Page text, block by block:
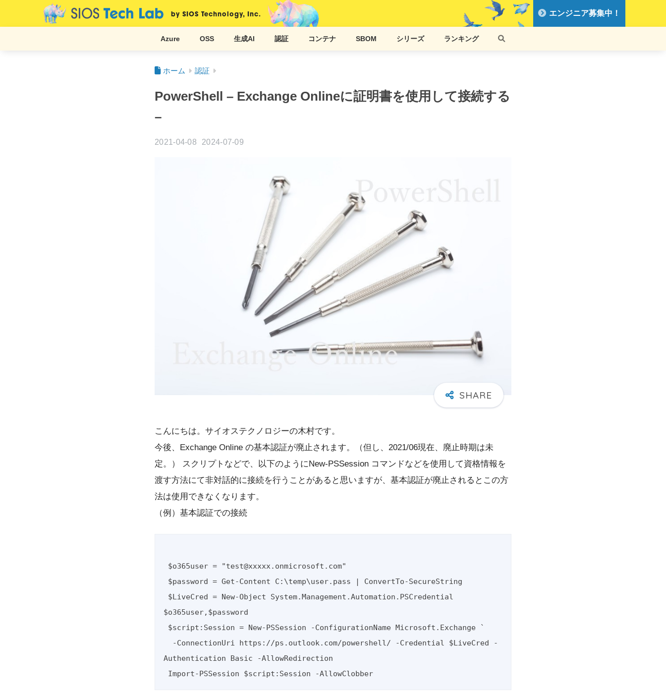
by SIOS Technology, Inc. エンジニア募集中！
Azure OSS 生成AI 認証 コンテナ SBOM シリーズ ランキング
ホーム 認証
PowerShell – Exchange Onlineに証明書を使用して接続する
–
2021-04-08 2024-07-09
こんにちは。サイオステクノロジーの木村です。
今後、Exchange Online の基本認証が廃止されます。（但し、2021/06現在、廃止時期は未
定。） スクリプトなどで、以下のようにNew-PSSession コマンドなどを使用して資格情報を
渡す方法にて非対話的に接続を行うことがあると思いますが、基本認証が廃止されるとこの方
法は使用できなくなります。
（例）基本認証での接続
$o365user,$password
Authentication Basic -AllowRedirection